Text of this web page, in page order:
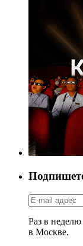
Раз в
в Москве.